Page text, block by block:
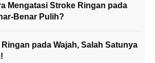
Mengatasi Stroke Ringan pada
Benar Pulih?
pada Wajah, Salah Satunya